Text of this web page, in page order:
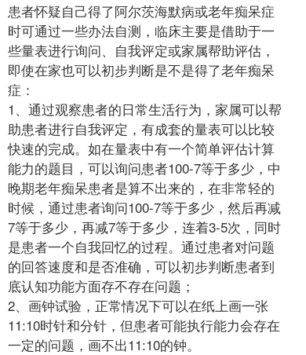
患者怀疑自己得了阿尔茨海默病或老年痴呆症
时可通过一些办法自测，临床主要是借助于一
些量表进行询问、自我评定或家属帮助评估，
即使在家也可以初步判断是不是得了老年痴呆
症：
1、通过观察患者的日常生活行为，家属可以帮
助患者进行自我评定，有成套的量表可以比较
快速的完成。如在量表中有一个简单评估计算
能力的题目，可以询问患者100-7等于多少，中
晚期老年痴呆患者是算不出来的，在非常轻的
时候，通过患者询问100-7等于多少，然后再减
7等于多少，再减7等于多少，连着3-5次，同时
是患者一个自我回忆的过程。通过患者对问题
的回答速度和是否准确，可以初步判断患者到
底认知功能方面存不存在问题；
2、画钟试验，正常情况下可以在纸上画一张
11:10时针和分针，但患者可能执行能力会存在
一定的问题，画不出11:10的钟。